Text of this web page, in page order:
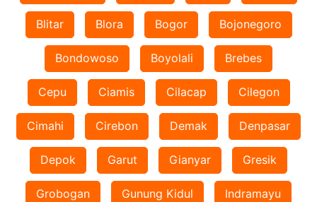
Blitar Blora Bogor Bojonegoro
Bondowoso Boyolali Brebes
Cepu Ciamis Cilacap Cilegon
Cimahi Cirebon Demak Denpasar
Depok Garut Gianyar Gresik
Grobogan Gunung Kidul Indramayu